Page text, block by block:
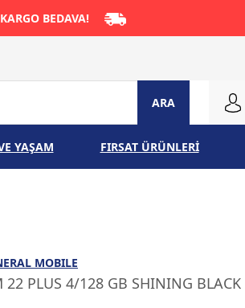
BEDAVA!
ARA
YAŞAM FIRSAT ÜRÜNLERİ
MOBILE
22 PLUS 4/128 GB SHINING BLACK